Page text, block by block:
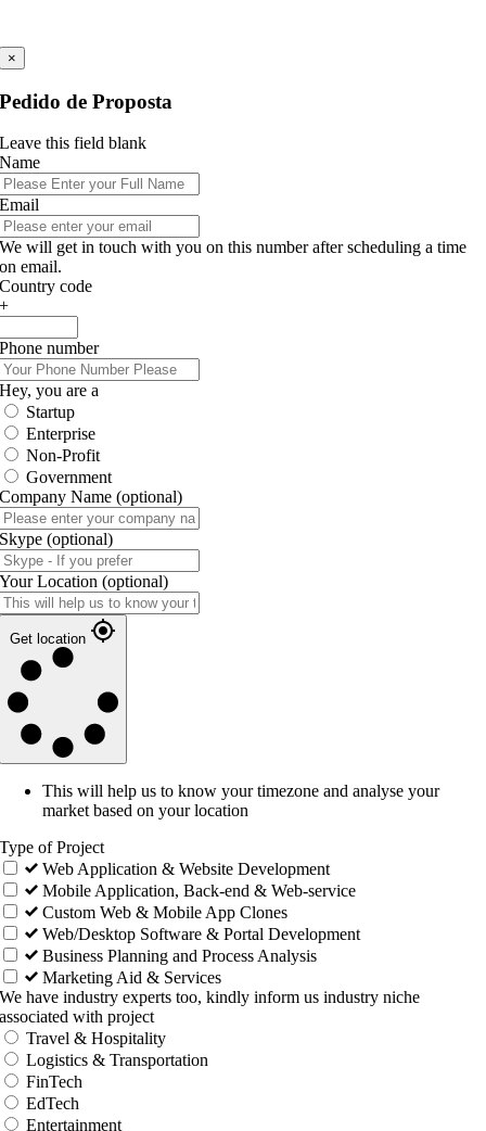
×
Pedido de Proposta
Leave this field blank
Name
Email
We will get in touch with you on this number after scheduling a time
on email.
Country code
+
Phone number
Hey, you are a
Startup
Enterprise
Non-Profit
Government
Company Name (optional)
Skype (optional)
Your Location (optional)
Get location
This will help us to know your timezone and analyse your
market based on your location
Type of Project
Web Application & Website Development
Mobile Application, Back-end & Web-service
Custom Web & Mobile App Clones
Web/Desktop Software & Portal Development
Business Planning and Process Analysis
Marketing Aid & Services
We have industry experts too, kindly inform us industry niche
associated with project
Travel & Hospitality
Logistics & Transportation
FinTech
EdTech
Entertainment